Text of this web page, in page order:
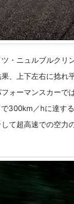
・ニュルブルクリ
、上下左右に捻れ
ォーマンスカーで
300km／hに達す
て超高速での空力